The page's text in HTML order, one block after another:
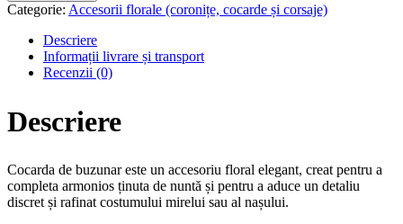
Categorie: Accesorii florale (coronițe, cocarde și corsaje)
Descriere
Informații livrare și transport
Recenzii (0)
Descriere
Cocarda de buzunar este un accesoriu floral elegant, creat pentru a
completa armonios ținuta de nuntă și pentru a aduce un detaliu
discret și rafinat costumului mirelui sau al nașului.